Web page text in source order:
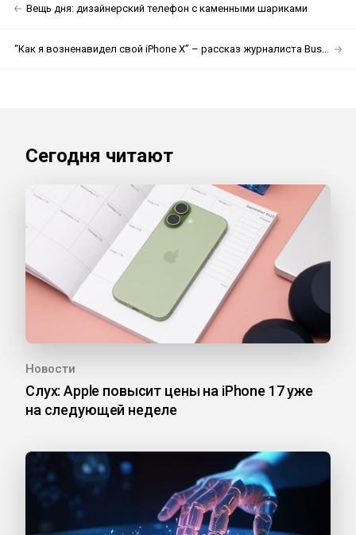
Вещь дня: дизайнерский телефон с каменными шариками
“Как я возненавидел свой iPhone X” – рассказ журналиста Business Insider
Сегодня читают
Новости
Слух: Apple повысит цены на iPhone 17 уже
на следующей неделе